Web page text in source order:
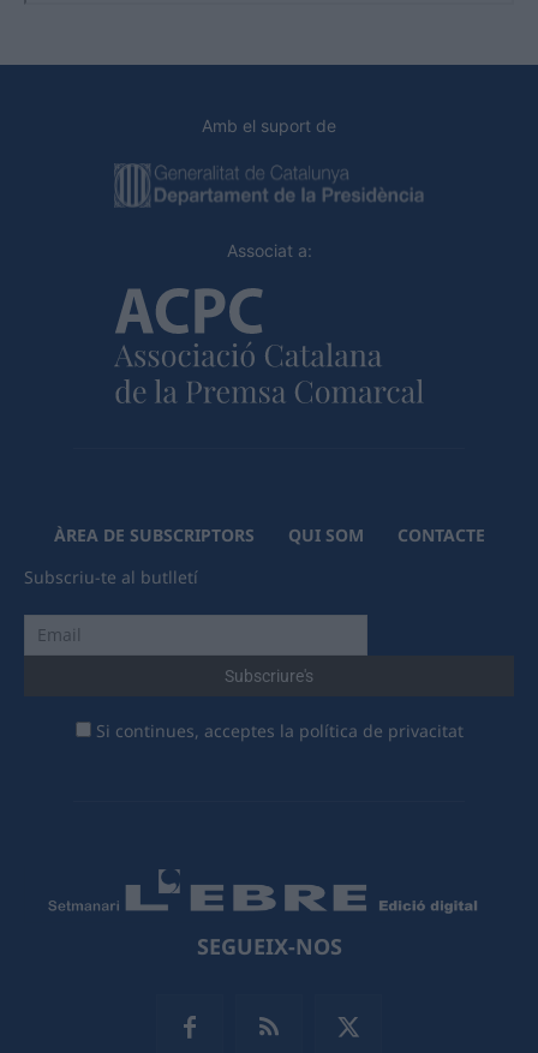
Amb el suport de
Associat a:
ÀREA DE SUBSCRIPTORS QUI SOM
CONTACTE
Subscriu-te al butlletí
Si continues, acceptes la política de privacitat
SEGUEIX-NOS